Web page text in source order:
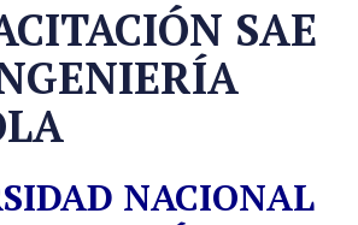
SAE
NACIONAL